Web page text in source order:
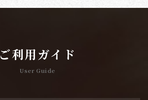
ご利用ガイド
User Guide